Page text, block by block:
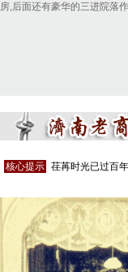
房,后面还有豪华的三进院落作
核心提示 荏苒时光已过百